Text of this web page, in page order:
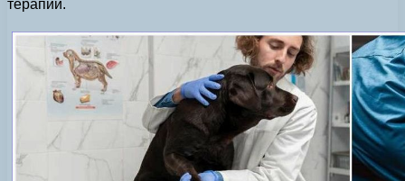
терапии.